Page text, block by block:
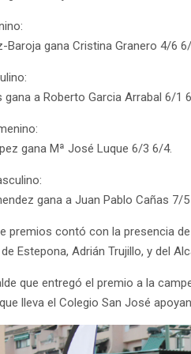
Baroja gana Cristina Granero 4/6
gana a Roberto Garcia Arrabal 6/1
gana Mª José Luque 6/3 6/4.
gana a Juan Pablo Cañas 7/5
premios contó con la presencia
Estepona, Adrián Trujillo, y del
que entregó el premio a la
lleva el Colegio San José